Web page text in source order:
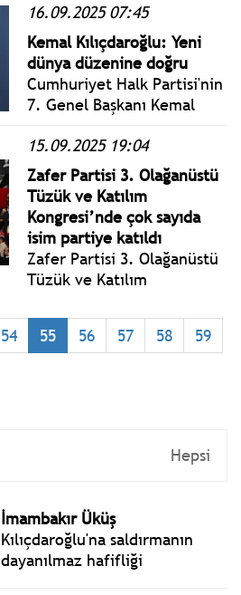
getirmeye çalışıyor. Oysa
Türkiye Cumhuriyeti, tek
partiden çok partiye,
partili
cumhurbaşkanlığından
tarafsız
cumhurbaşkanlığına
geçerek
demokratikleşmişti.
16.09.2025 07:45
Kemal Kılıçdaroğlu: Yeni
dünya düzenine doğru
Cumhuriyet Halk Partisi'nin
7. Genel Başkanı Kemal
Bildiğimiz dünya düzeni
çöküyor mu?
15.09.2025 19:04
Zafer Partisi 3. Olağanüstü
Tüzük ve Katılım
Kongresi’nde çok sayıda
isim partiye katıldı
Zafer Partisi 3. Olağanüstü
Tüzük ve Katılım
Partisine çok sayıda
siyasetçi, bilim insanı, iş
54 55 56 57 58
59
Hepsi
İmambakır Üküş
Kılıçdaroğlu'na saldırmanın
dayanılmaz hafifliği